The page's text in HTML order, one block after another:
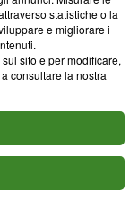
Frasca, 3 - 6900
statistiche o la
e migliorare i
sito e per modificare,
consultare la nostra